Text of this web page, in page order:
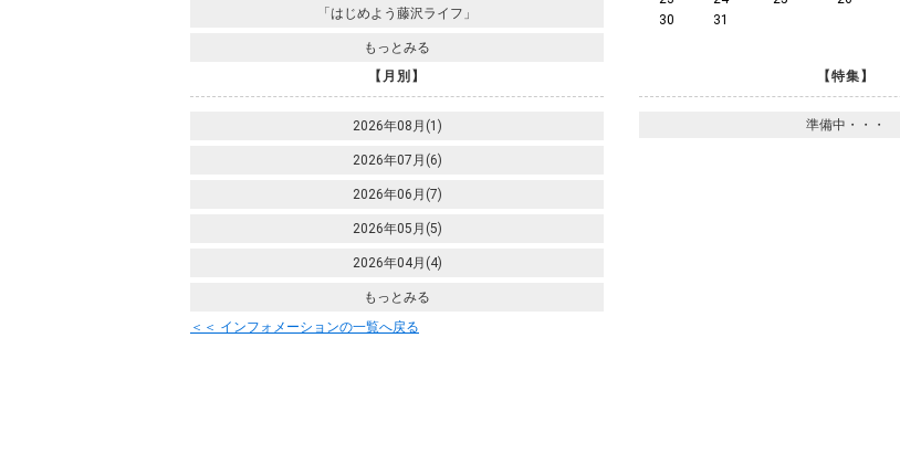
「はじめよう藤沢ライフ」
もっとみる
30
31
【月別】
2026年08月(1)
2026年07月(6)
2026年06月(7)
2026年05月(5)
2026年04月(4)
もっとみる
【特集】
準備中・・・
＜＜ インフォメーションの一覧へ戻る